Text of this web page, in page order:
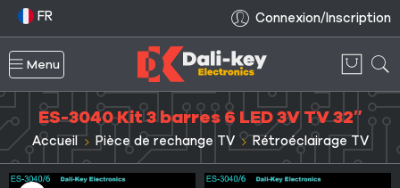
FR Connexion/Inscription
Menu
ES-3040 Kit 3 barres 6 LED 3V TV 32″
Accueil Pièce de rechange TV Rétroéclairage TV